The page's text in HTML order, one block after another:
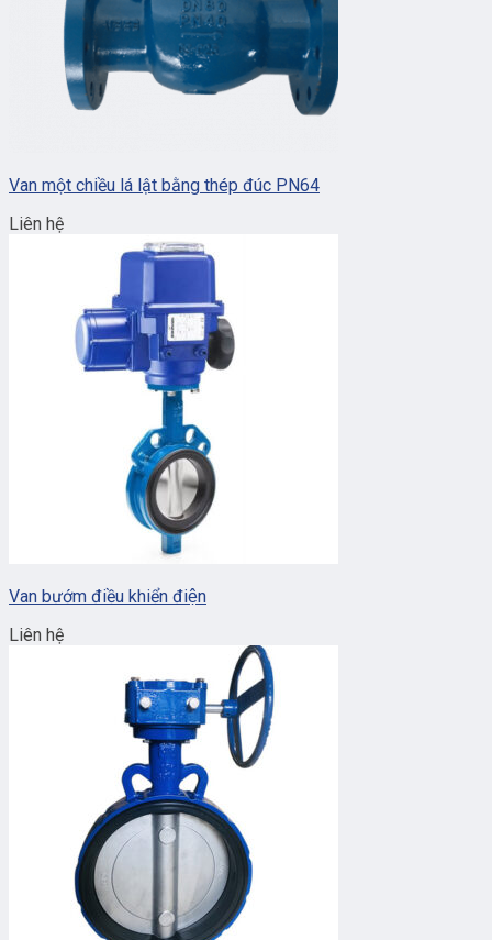
Van một chiều lá lật bằng thép đúc PN64
Liên hệ
Van bướm điều khiển điện
Liên hệ